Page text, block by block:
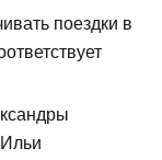
поездки в